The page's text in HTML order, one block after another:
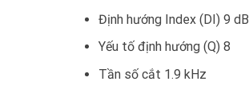
Định hướng Index (DI) 9 dB
Yếu tố định hướng (Q) 8
Tần số cắt 1.9 kHz